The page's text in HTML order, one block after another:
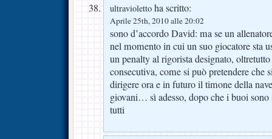
ultravioletto ha scritto:
Aprile 25th, 2010 alle 20:02
sono d’accordo David: ma se un
nel momento in cui un suo giocatore sta
un penalty al rigorista designato,
consecutiva, come si può pretendere che
dirigere ora e in futuro il timone della
giovani… sì adesso, dopo che i buoi sono
tutti